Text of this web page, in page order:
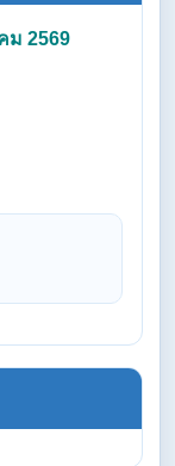
ม 2569